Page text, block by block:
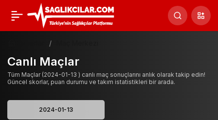
Canlı Maçlar
Tüm Maçlar (2024-01-13 ) canlı maç sonuçlarını anlık olarak takip edin!
Güncel skorlar, puan durumu ve takım istatistikleri bir arada.